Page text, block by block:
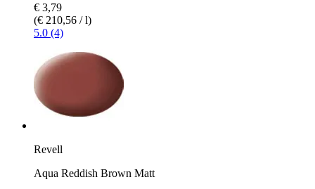
€ 3,79
(€ 210,56 / l)
5.0 (4)
Revell
Aqua Reddish Brown Matt